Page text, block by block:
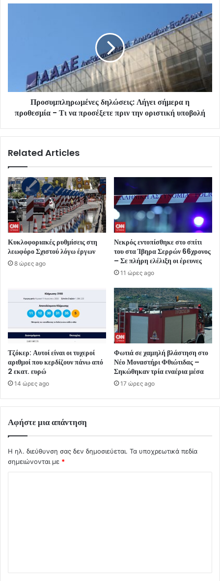
Προσυμπληρωμένες δηλώσεις: Λήγει σήμερα η
προθεσμία - Τι να προσέξετε πριν την οριστική υποβολή
Related Articles
Κυκλοφοριακές ρυθμίσεις στη
λεωφόρο Σχιστού λόγω έργων
8 ώρες ago
Νεκρός εντοπίσθηκε στο σπίτι
του στα Ίβηρα Σερρών 66χρονος
– Σε πλήρη ελέλιξη οι έρευνες
11 ώρες ago
Τζόκερ: Αυτοί είναι οι τυχεροί
αριθμοί που κερδίζουν πάνω από
2 εκατ. ευρώ
14 ώρες ago
Φωτιά σε χαμηλή βλάστηση στο
Νέο Μοναστήρι Φθιώτιδας –
Σηκώθηκαν τρία εναέρια μέσα
17 ώρες ago
Αφήστε μια απάντηση
Η ηλ. διεύθυνση σας δεν δημοσιεύεται. Τα υποχρεωτικά πεδία
σημειώνονται με *